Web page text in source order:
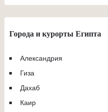
Города и курорты Египта
Александрия
Гиза
Дахаб
Каир